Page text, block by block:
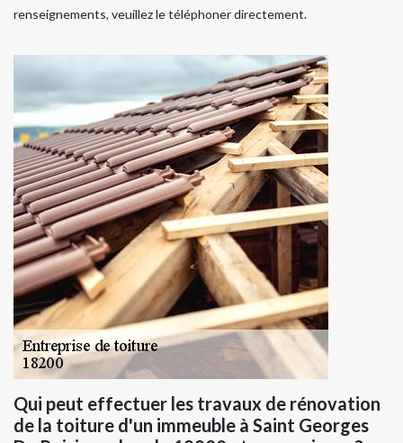
renseignements, veuillez le téléphoner directement.
Qui peut effectuer les travaux de rénovation
de la toiture d'un immeuble à Saint Georges